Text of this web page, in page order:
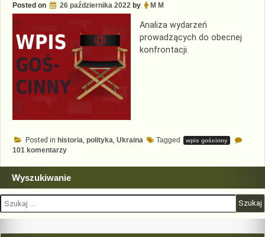
Posted on 26 października 2022 by M M
Analiza wydarzeń
prowadzących do obecnej
konfrontacji.
Posted in historia, polityka, Ukraina Tagged wpis gościnny
101 komentarzydo
najnowsza
w
popękanym
lustrze
wojny
Ukrainie
Wyszukiwanie
Szukaj: